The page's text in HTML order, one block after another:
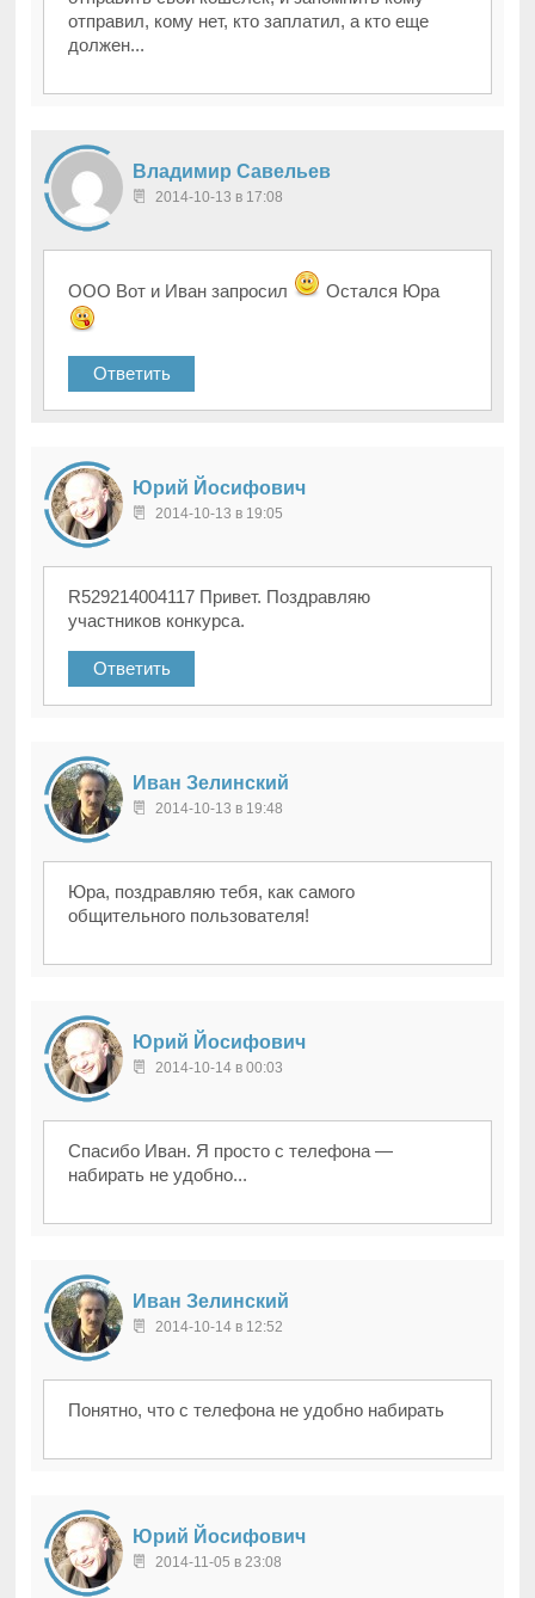
отправил, кому нет, кто заплатил, а кто еще
должен...
Владимир Савельев
2014-10-13 в 17:08
ООО Вот и Иван запросил Остался Юра
Ответить
Юрий Йосифович
2014-10-13 в 19:05
R529214004117 Привет. Поздравляю
участников конкурса.
Ответить
Иван Зелинский
2014-10-13 в 19:48
Юра, поздравляю тебя, как самого
общительного пользователя!
Юрий Йосифович
2014-10-14 в 00:03
Спасибо Иван. Я просто с телефона —
набирать не удобно...
Иван Зелинский
2014-10-14 в 12:52
Понятно, что с телефона не удобно набирать
Юрий Йосифович
2014-11-05 в 23:08